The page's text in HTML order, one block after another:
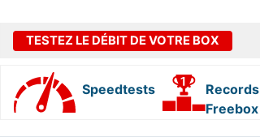
TESTEZ LE DÉBIT DE VOTRE BOX
Speedtests
Records
Freebox